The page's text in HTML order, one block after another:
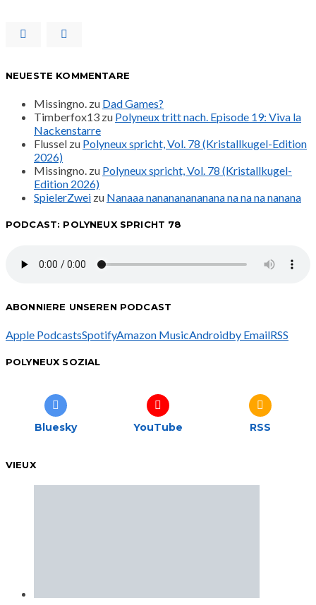
NEUESTE KOMMENTARE
Missingno. zu Dad Games?
Timberfox13 zu Polyneux tritt nach. Episode 19: Viva la
Nackenstarre
Flussel zu Polyneux spricht, Vol. 78 (Kristallkugel-Edition
2026)
Missingno. zu Polyneux spricht, Vol. 78 (Kristallkugel-
Edition 2026)
SpielerZwei zu Nanaaa nanananananana na na na nanana
PODCAST: POLYNEUX SPRICHT 78
ABONNIERE UNSEREN PODCAST
Apple PodcastsSpotifyAmazon MusicAndroidby EmailRSS
POLYNEUX SOZIAL
Bluesky YouTube RSS
VIEUX